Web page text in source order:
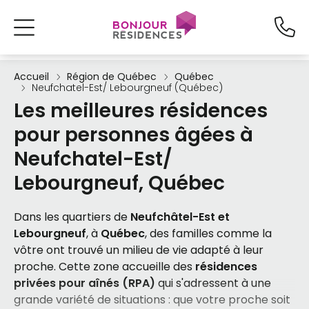
Accueil Région de Québec
Québec
Neufchatel-Est/ Lebourgneuf (Québec)
Les meilleures résidences
pour personnes âgées à
Neufchatel-Est/
Lebourgneuf, Québec
Dans les quartiers de Neufchâtel-Est et
Lebourgneuf, à Québec, des familles comme la
vôtre ont trouvé un milieu de vie adapté à leur
proche. Cette zone accueille des résidences
privées pour aînés (RPA) qui s'adressent à une
grande variété de situations : que votre proche soit